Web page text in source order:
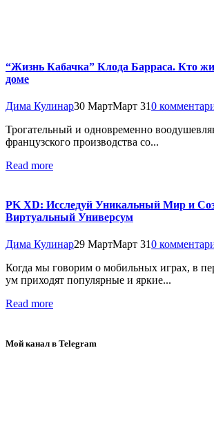
“Жизнь Кабачка” Клода Барраса. Кто
доме
Дима Кулинар30 МартМарт 310
Трогательный и одновременно
французского производства со...
Read more
PK XD: Исследуй Уникальный Мир и
Виртуальный Универсум
Дима Кулинар29 МартМарт 310
Когда мы говорим о мобильных играх, в
ум приходят популярные и яркие...
Read more
Мой канал в Telegram